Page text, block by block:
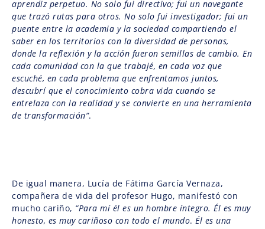
aprendiz perpetuo. No solo fui directivo; fui un navegante
que trazó rutas para otros. No solo fui investigador; fui un
puente entre la academia y la sociedad compartiendo el
saber en los territorios con la diversidad de personas,
donde la reflexión y la acción fueron semillas de cambio. En
cada comunidad con la que trabajé, en cada voz que
escuché, en cada problema que enfrentamos juntos,
descubrí que el conocimiento cobra vida cuando se
entrelaza con la realidad y se convierte en una herramienta
de transformación”.
De igual manera, Lucía de Fátima García Vernaza,
compañera de vida del profesor Hugo, manifestó con
mucho cariño, “Para mí él es un hombre íntegro. Él es muy
honesto, es muy cariñoso con todo el mundo. Él es una